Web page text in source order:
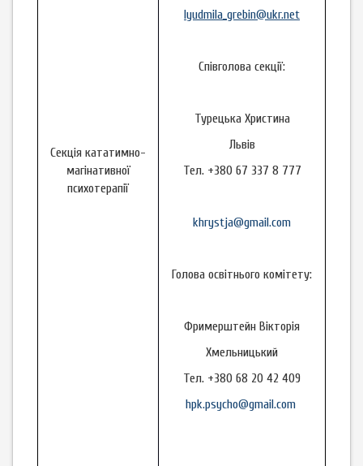
Секція кататимно-
магінативної
психотерапії
lyudmila_grebin@ukr.net
Співголова секції:
Турецька Христина
Львів
Тел. +380 67 337 8 777
khrystja@gmail.com
Голова освітнього комітету:
Фримерштейн Вікторія
Хмельницький
Тел. +380 68 20 42 409
hpk.psycho@gmail.com